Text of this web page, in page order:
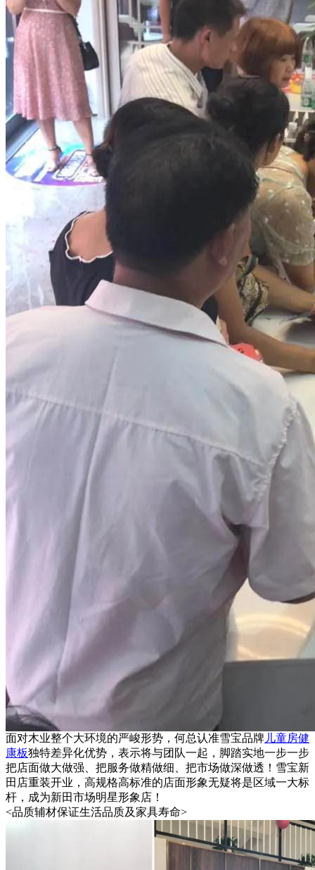
面对木业整个大环境的严峻形势，何总认准雪宝品牌 儿童房健
康板独特差异化优势，表示将与团队一起，脚踏实地一步一步
把店面做大做强、把服务做精做细、把市场做深做透！雪宝新
田店重装开业，高规格高标准的店面形象无疑将是区域一大标
杆，成为新田市场明星形象店！
<品质辅材保证生活品质及家具寿命>